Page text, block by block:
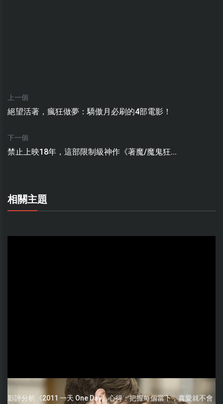
上一個
絕望活著，瘋狂做夢：驕傲月必刷的4部電影！
下一個
禁止上映18年，這部限制級神作《著魔/魔鬼狂...
相關主題
影評分析《2011 一天 One Day》心得：把握每個當下，真愛就不會